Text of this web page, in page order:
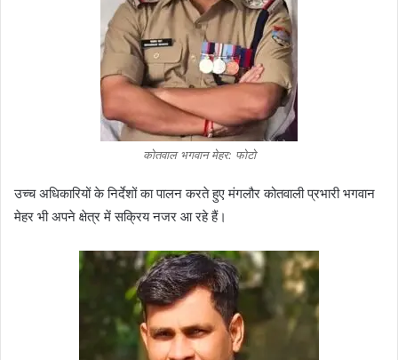
कोतवाल भगवान मेहर: फोटो
उच्च अधिकारियों के निर्देशों का पालन करते हुए मंगलौर कोतवाली प्रभारी भगवान
मेहर भी अपने क्षेत्र में सक्रिय नजर आ रहे हैं।